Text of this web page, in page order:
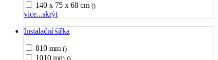
140 x 75 x 68 cm ()
více...skrýt
Instalační šířka
810 mm ()
1010 mm ()